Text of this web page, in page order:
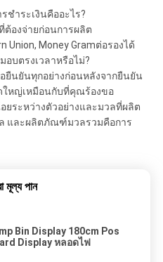
ชำระเงินคืออะไร?
ต้องจ่ายก่อนการผลิต
Union, Money Gramต่อรองได้
บตรงเวลาหรือไม่?
ยืนยันทุกอย่างก่อนหลังจากยืนยัน
ใหญ่เหมือนกับที่คุณร้องขอ
ยระหว่างตัวอย่างและมวลที่ผลิต
และผลิตภัณฑ์มวลรวมคือการ
মূল্য পান
Bin Display 180cm Pos
Display หลอดไฟ